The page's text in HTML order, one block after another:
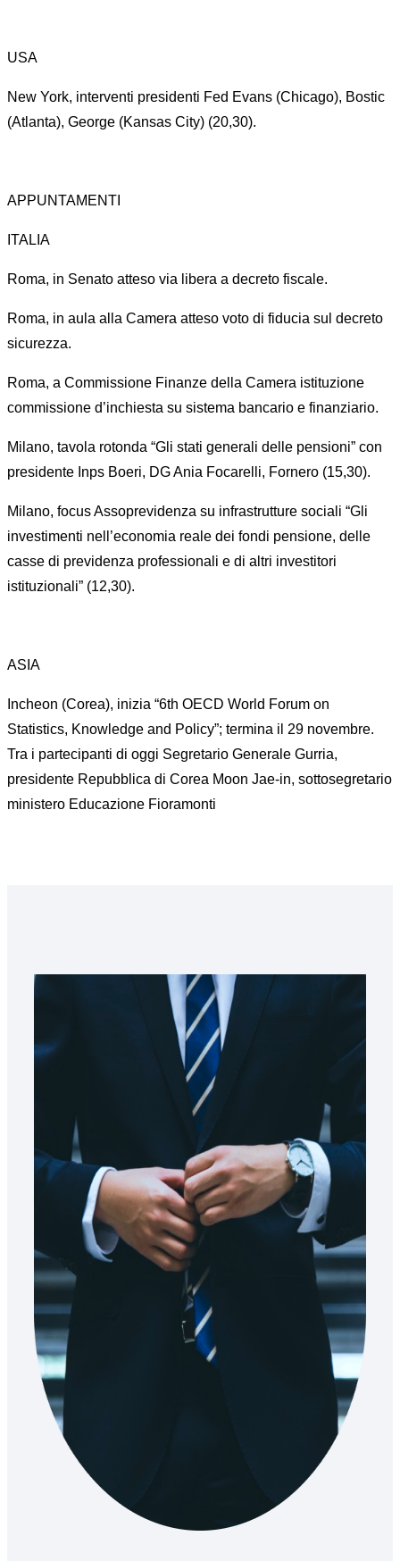
USA
New York, interventi presidenti Fed Evans (Chicago), Bostic
(Atlanta), George (Kansas City) (20,30).
APPUNTAMENTI
ITALIA
Roma, in Senato atteso via libera a decreto fiscale.
Roma, in aula alla Camera atteso voto di fiducia sul decreto
sicurezza.
Roma, a Commissione Finanze della Camera istituzione
commissione d’inchiesta su sistema bancario e finanziario.
Milano, tavola rotonda “Gli stati generali delle pensioni” con
presidente Inps Boeri, DG Ania Focarelli, Fornero (15,30).
Milano, focus Assoprevidenza su infrastrutture sociali “Gli
investimenti nell’economia reale dei fondi pensione, delle
casse di previdenza professionali e di altri investitori
istituzionali” (12,30).
ASIA
Incheon (Corea), inizia “6th OECD World Forum on
Statistics, Knowledge and Policy”; termina il 29 novembre.
Tra i partecipanti di oggi Segretario Generale Gurria,
presidente Repubblica di Corea Moon Jae-in, sottosegretario
ministero Educazione Fioramonti